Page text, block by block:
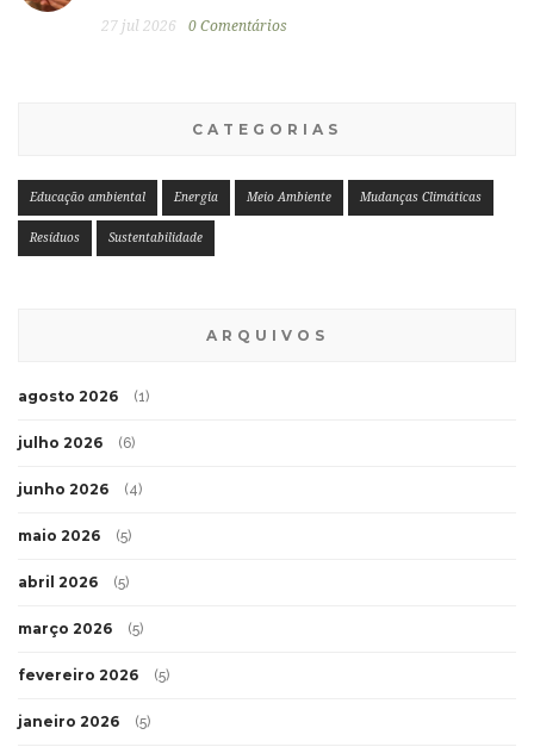
27 jul 2026 0 Comentários
CATEGORIAS
Educação ambiental Energia Meio Ambiente Mudanças Climáticas
Resíduos Sustentabilidade
ARQUIVOS
agosto 2026 (1)
julho 2026 (6)
junho 2026 (4)
maio 2026 (5)
abril 2026 (5)
março 2026 (5)
fevereiro 2026 (5)
janeiro 2026 (5)